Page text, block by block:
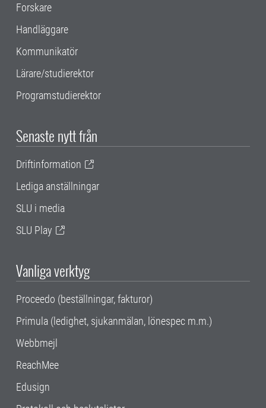
Forskare
Handläggare
Kommunikatör
Lärare/studierektor
Programstudierektor
Senaste nytt från
Driftinformation
Lediga anställningar
SLU i media
SLU Play
Vanliga verktyg
Proceedo (beställningar, fakturor)
Primula (ledighet, sjukanmälan, lönespec m.m.)
Webbmejl
ReachMee
Edusign